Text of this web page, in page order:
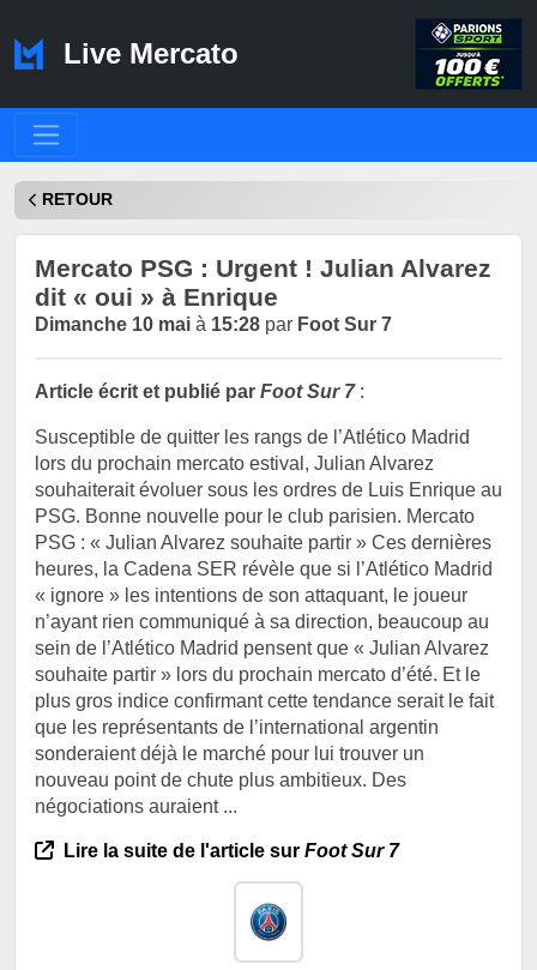
Live Mercato
RETOUR
Mercato PSG : Urgent ! Julian Alvarez
dit « oui » à Enrique
Dimanche 10 mai à 15:28 par Foot Sur 7
Article écrit et publié par Foot Sur 7:
Susceptible de quitter les rangs de l’Atlético Madrid
lors du prochain mercato estival, Julian Alvarez
souhaiterait évoluer sous les ordres de Luis Enrique au
PSG. Bonne nouvelle pour le club parisien. Mercato
PSG : « Julian Alvarez souhaite partir » Ces dernières
heures, la Cadena SER révèle que si l’Atlético Madrid
« ignore » les intentions de son attaquant, le joueur
n’ayant rien communiqué à sa direction, beaucoup au
sein de l’Atlético Madrid pensent que « Julian Alvarez
souhaite partir » lors du prochain mercato d’été. Et le
plus gros indice confirmant cette tendance serait le fait
que les représentants de l’international argentin
sonderaient déjà le marché pour lui trouver un
nouveau point de chute plus ambitieux. Des
négociations auraient ...
Lire la suite de l'article sur Foot Sur 7